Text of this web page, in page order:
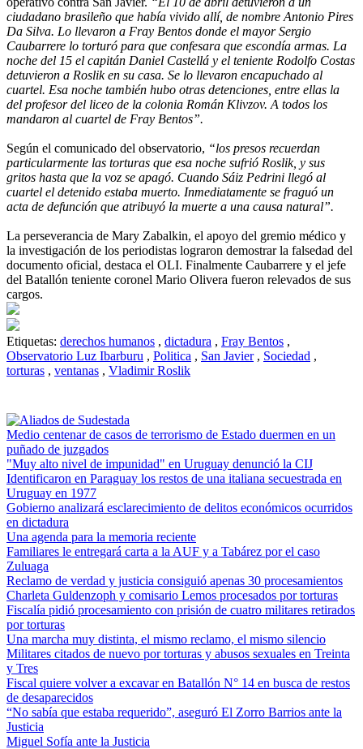
ciudadano brasileño que había vivido allí, de nombre Antonio Pires
Da Silva. Lo llevaron a Fray Bentos donde el mayor Sergio
Caubarrere lo torturó para que confesara que escondía armas. La
noche del 15 el capitán Daniel Castellá y el teniente Rodolfo Costas
detuvieron a Roslik en su casa. Se lo llevaron encapuchado al
cuartel. Esa noche también hubo otras detenciones, entre ellas la
del profesor del liceo de la colonia Román Klivzov. A todos los
mandaron al cuartel de Fray Bentos”.
Según el comunicado del observatorio, “los presos recuerdan
particularmente las torturas que esa noche sufrió Roslik, y sus
gritos hasta que la voz se apagó. Cuando Sáiz Pedrini llegó al
cuartel el detenido estaba muerto. Inmediatamente se fraguó un
acta de defunción que atribuyó la muerte a una causa natural”.
La perseverancia de Mary Zabalkin, el apoyo del gremio médico y
la investigación de los periodistas lograron demostrar la falsedad del
documento oficial, destaca el OLI. Finalmente Caubarrere y el jefe
del Batallón teniente coronel Mario Olivera fueron relevados de sus
cargos.
Etiquetas: derechos humanos , dictadura , Fray Bentos ,
Observatorio Luz Ibarburu , Politica , San Javier , Sociedad ,
torturas , ventanas , Vladimir Roslik
Medio centenar de casos de terrorismo de Estado duermen en un
puñado de juzgados
"Muy alto nivel de impunidad" en Uruguay denunció la CIJ
Identificaron en Paraguay los restos de una italiana secuestrada en
Uruguay en 1977
Gobierno analizará esclarecimiento de delitos económicos ocurridos
en dictadura
Una agenda para la memoria reciente
Familiares le entregará carta a la AUF y a Tabárez por el caso
Zuluaga
Reclamo de verdad y justicia consiguió apenas 30 procesamientos
Charleta Guldenzoph y comisario Lemos procesados por torturas
Fiscalía pidió procesamiento con prisión de cuatro militares retirados
por torturas
Una marcha muy distinta, el mismo reclamo, el mismo silencio
Militares citados de nuevo por torturas y abusos sexuales en Treinta
y Tres
Fiscal quiere volver a excavar en Batallón N° 14 en busca de restos
de desaparecidos
“No sabía que estaba requerido”, aseguró El Zorro Barrios ante la
Justicia
Miguel Sofía ante la Justicia